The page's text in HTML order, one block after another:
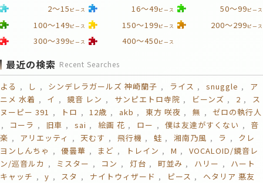
2～15 ピース 16～49ピース 50～99ピース
100～149ピース 150～199ピース 200～299ピース
300～399ピース 400～450ピース
最近の検索 Recent Searches
よる し シンデレラガールズ 神崎蘭子 ライス snuggle
ア
ニメ 水着
イ 鏡音 レン サンピエトロ寺院 ビーンズ 2
ス
ヌーピー 391
トロ 12歳 akb 東方 咲夜 無
ゼロの執行人
コーラ
旧車 sai 絵画 花 ロー 僕は友達がすくない
音
楽
アリエッティ 天むす 飛行機 蛙 湘南乃風 ラ
クレ
ヨンしんちゃ
優曇華 まど トレイン M
VOCALOID/鏡音レ
ン/巡音ルカ
ミスター コン 灯台 町並み ハリー
ハート
キャッチ
y スタ ナイトウィザード ピース
ヘタリア 悪友